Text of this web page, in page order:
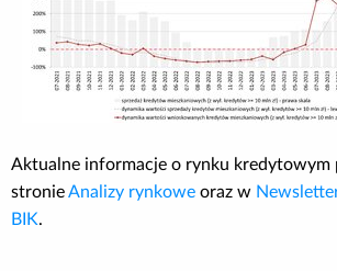
Aktualne informacje o rynku kredytowym
stronieAnalizy rynkowe oraz w
BIK.